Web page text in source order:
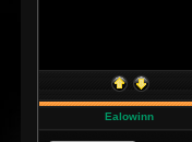
Ealowinn